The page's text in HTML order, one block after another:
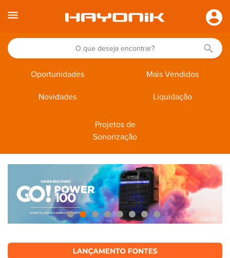
Oportunidades Mais Vendidos
Novidades Liquidação
Projetos de
Sonorização